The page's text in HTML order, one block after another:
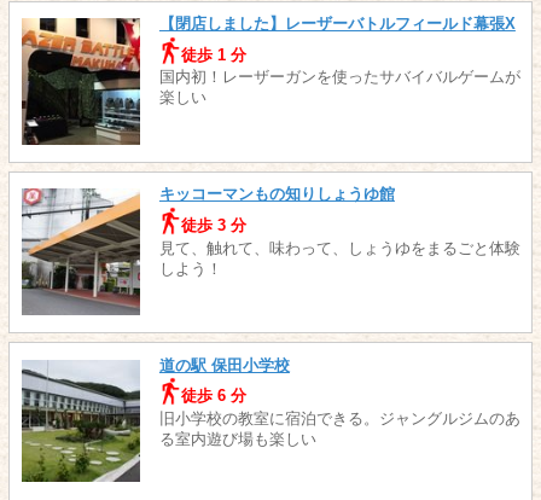
【閉店しました】レーザーバトルフィールド幕張X
徒歩 1 分
国内初！レーザーガンを使ったサバイバルゲームが
楽しい
キッコーマンもの知りしょうゆ館
徒歩 3 分
見て、触れて、味わって、しょうゆをまるごと体験
しよう！
道の駅 保田小学校
徒歩 6 分
旧小学校の教室に宿泊できる。ジャングルジムのあ
る室内遊び場も楽しい